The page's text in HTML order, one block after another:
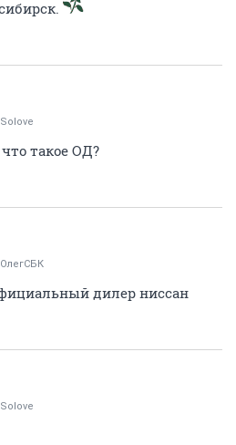
Solove
такое ОД?
ОлегСБК
дилер ниссан
Solove